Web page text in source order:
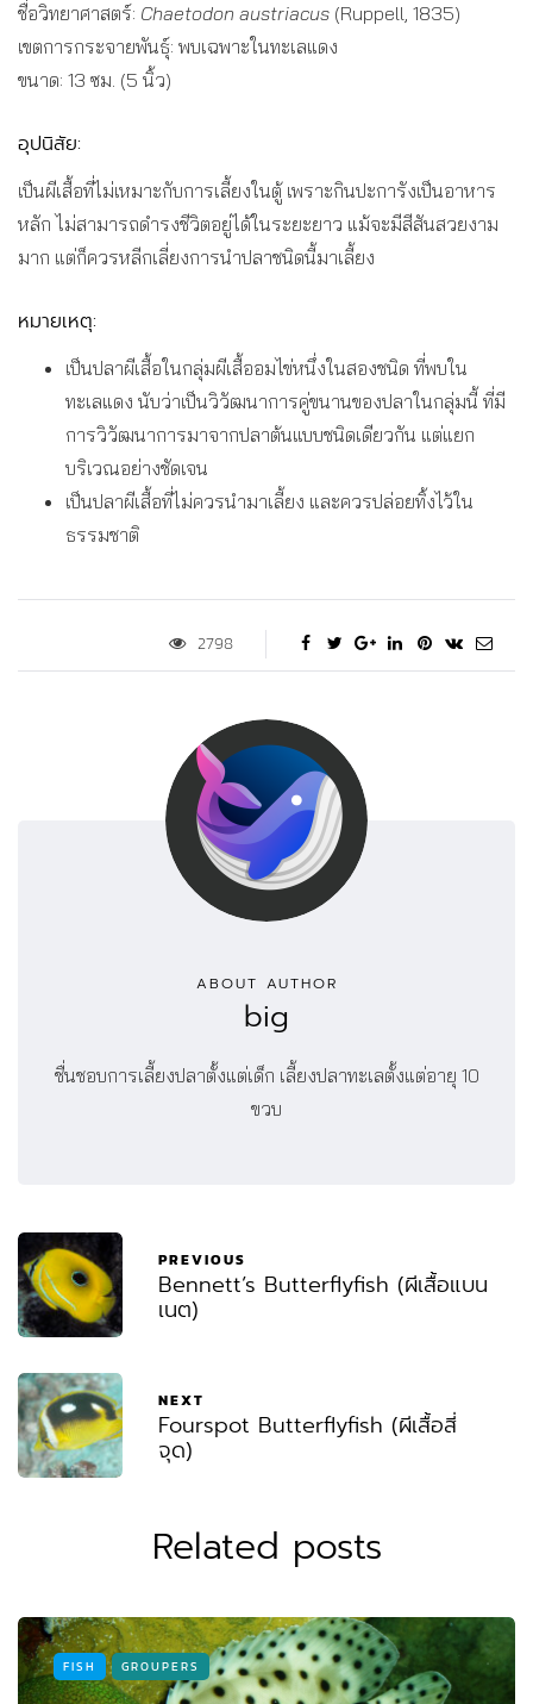
ชื่อวิทยาศาสตร์: Chaetodon austriacus (Ruppell, 1835)
เขตการกระจายพันธุ์: พบเฉพาะในทะเลแดง
ขนาด: 13 ซม. (5 นิ้ว)
อุปนิสัย:
เป็นผีเสื้อที่ไม่เหมาะกับการเลี้ยงในตู้ เพราะกินปะการังเป็นอาหาร
หลัก ไม่สามารถดำรงชีวิตอยู่ได้ในระยะยาว แม้จะมีสีสันสวยงาม
มาก แต่ก็ควรหลีกเลี่ยงการนำปลาชนิดนี้มาเลี้ยง
หมายเหตุ:
เป็นปลาผีเสื้อในกลุ่มผีเสื้ออมไข่หนึ่งในสองชนิด ที่พบใน
ทะเลแดง นับว่าเป็นวิวัฒนาการคู่ขนานของปลาในกลุ่มนี้ ที่มี
การวิวัฒนาการมาจากปลาต้นแบบชนิดเดียวกัน แต่แยก
บริเวณอย่างชัดเจน
เป็นปลาผีเสื้อที่ไม่ควรนำมาเลี้ยง และควรปล่อยทิ้งไว้ใน
ธรรมชาติ
2798
ABOUT AUTHOR
big
ชื่นชอบการเลี้ยงปลาตั้งแต่เด็ก เลี้ยงปลาทะเลตั้งแต่อายุ 10
ขวบ
PREVIOUS
Bennett’s Butterflyfish (ผีเสื้อแบน
เนต)
NEXT
Fourspot Butterflyfish (ผีเสื้อสี่
จุด)
Related posts
FISH GROUPERS